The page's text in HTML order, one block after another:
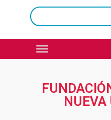
NUEVA